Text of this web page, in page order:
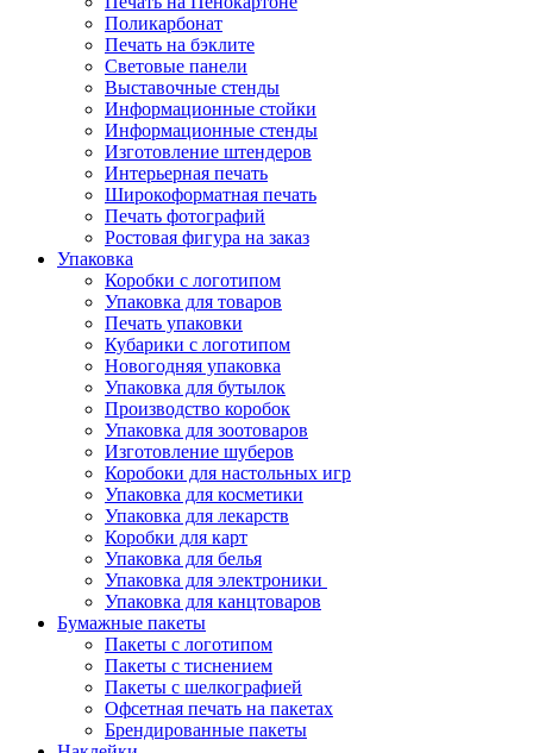
Поликарбонат
Печать на бэклите
Световые панели
Выставочные стенды
Информационные стойки
Информационные стенды
Изготовление штендеров
Интерьерная печать
Широкоформатная печать
Печать фотографий
Ростовая фигура на заказ
Упаковка
Коробки с логотипом
Упаковка для товаров
Печать упаковки
Кубарики с логотипом
Новогодняя упаковка
Упаковка для бутылок
Производство коробок
Упаковка для зоотоваров
Изготовление шуберов
Коробоки для настольных игр
Упаковка для косметики
Упаковка для лекарств
Коробки для карт
Упаковка для белья
Упаковка для электроники
Упаковка для канцтоваров
Бумажные пакеты
Пакеты с логотипом
Пакеты с тиснением
Пакеты с шелкографией
Офсетная печать на пакетах
Брендированные пакеты